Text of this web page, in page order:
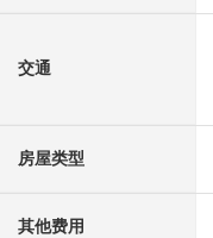
交通
房屋类型
其他费用